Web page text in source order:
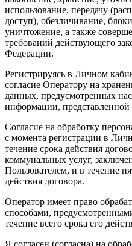
использование, передачу
доступ), обезличивание,
уничтожение, а также
требований действующего
Федерации.
Регистрируясь в Личном
согласие Оператору на
данных, предусмотренных
информации, представленной
Согласие на обработку
с момента регистрации в
течение срока действия
коммунальных услуг,
Пользователем, и в течение
действия договора.
Оператор имеет право
способами,
течение всего срока его
Я согласен (согласна) на